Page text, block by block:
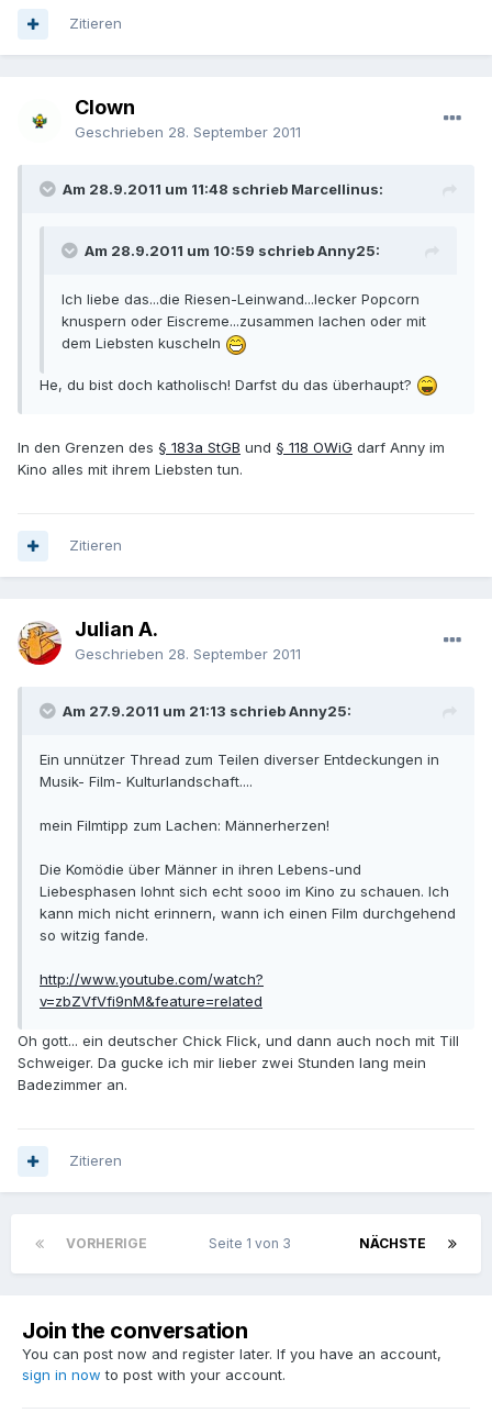
Zitieren
Clown
Geschrieben 28. September 2011
Am 28.9.2011 um 11:48 schrieb Marcellinus:
Am 28.9.2011 um 10:59 schrieb Anny25:
Ich liebe das...die Riesen-Leinwand...lecker Popcorn
knuspern oder Eiscreme...zusammen lachen oder mit
dem Liebsten kuscheln
He, du bist doch katholisch! Darfst du das überhaupt?
In den Grenzen des § 183a StGB und § 118 OWiG darf Anny im
Kino alles mit ihrem Liebsten tun.
Zitieren
Julian A.
Geschrieben 28. September 2011
Am 27.9.2011 um 21:13 schrieb Anny25:
Ein unnützer Thread zum Teilen diverser Entdeckungen in
Musik- Film- Kulturlandschaft....
mein Filmtipp zum Lachen: Männerherzen!
Die Komödie über Männer in ihren Lebens-und
Liebesphasen lohnt sich echt sooo im Kino zu schauen. Ich
kann mich nicht erinnern, wann ich einen Film durchgehend
so witzig fande.
http://www.youtube.com/watch?
v=zbZVfVfi9nM&feature=related
Oh gott... ein deutscher Chick Flick, und dann auch noch mit Till
Schweiger. Da gucke ich mir lieber zwei Stunden lang mein
Badezimmer an.
Zitieren
VORHERIGE NÄCHSTE
Seite 1 von 3
Join the conversation
You can post now and register later. If you have an account,
sign in now to post with your account.